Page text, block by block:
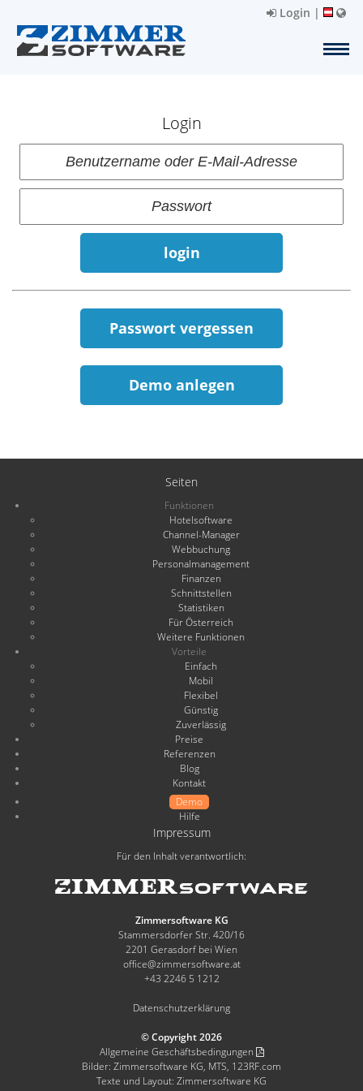
Login |
Login
login
Passwort vergessen
Demo anlegen
Seiten
Funktionen
Hotelsoftware
Channel-Manager
Webbuchung
Personalmanagement
Finanzen
Schnittstellen
Statistiken
Für Österreich
Weitere Funktionen
Vorteile
Einfach
Mobil
Flexibel
Günstig
Zuverlässig
Preise
Referenzen
Blog
Kontakt
Demo
Hilfe
Impressum
Für den Inhalt verantwortlich:
Zimmersoftware KG
Stammersdorfer Str. 420/16
2201 Gerasdorf bei Wien
office@zimmersoftware.at
+43 2246 5 1212
Datenschutzerklärung
© Copyright 2026
Allgemeine Geschäftsbedingungen
Bilder: Zimmersoftware KG, MTS, 123RF.com
Texte und Layout: Zimmersoftware KG